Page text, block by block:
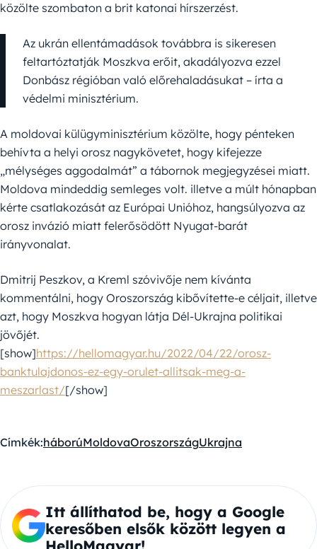
közölte szombaton a brit katonai hírszerzést.
Az ukrán ellentámadások továbbra is sikeresen
feltartóztatják Moszkva erőit, akadályozva ezzel
Donbász régióban való előrehaladásukat – írta a
védelmi minisztérium.
A moldovai külügyminisztérium közölte, hogy pénteken
behívta a helyi orosz nagykövetet, hogy kifejezze
„mélységes aggodalmát” a tábornok megjegyzései miatt.
Moldova mindeddig semleges volt. illetve a múlt hónapban
kérte csatlakozását az Európai Unióhoz, hangsúlyozva az
orosz invázió miatt felerősödött Nyugat-barát
irányvonalat.
Dmitrij Peszkov, a Kreml szóvivője nem kívánta
kommentálni, hogy Oroszország kibővítette-e céljait, illetve
azt, hogy Moszkva hogyan látja Dél-Ukrajna politikai
jövőjét.
[show]https://hellomagyar.hu/2022/04/22/orosz-
banktulajdonos-ez-egy-orulet-allitsak-meg-a-
meszarlast/[/show]
Címkék:háborúMoldovaOroszországUkrajna
Itt állíthatod be, hogy a Google
keresőben elsők között legyen a